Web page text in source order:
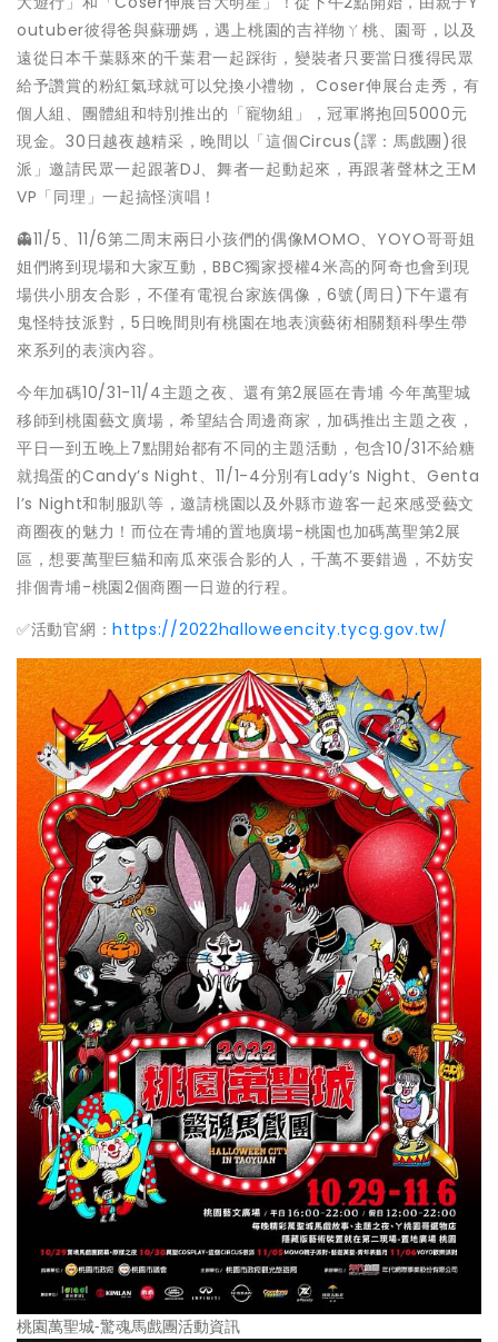
outuber彼得爸與蘇珊媽，遇上桃園的吉祥物ㄚ桃、園哥，以及
遠從日本千葉縣來的千葉君一起踩街，變裝者只要當日獲得民眾
給予讚賞的粉紅氣球就可以兌換小禮物， Coser伸展台走秀，有
個人組、團體組和特別推出的「寵物組」，冠軍將抱回5000元
現金。30日越夜越精采，晚間以「這個Circus(譯：馬戲團)很
派」邀請民眾一起跟著DJ、舞者一起動起來，再跟著聲林之王M
VP「同理」一起搞怪演唱！
👻11/5、11/6第二周末兩日小孩們的偶像MOMO、YOYO哥哥姐
姐們將到現場和大家互動，BBC獨家授權4米高的阿奇也會到現
場供小朋友合影，不僅有電視台家族偶像，6號(周日)下午還有
鬼怪特技派對，5日晚間則有桃園在地表演藝術相關類科學生帶
來系列的表演內容。
今年加碼10/31-11/4主題之夜、還有第2展區在青埔 今年萬聖城
移師到桃園藝文廣場，希望結合周邊商家，加碼推出主題之夜，
平日一到五晚上7點開始都有不同的主題活動，包含10/31不給糖
就搗蛋的Candy’s Night、11/1-4分別有Lady’s Night、Genta
l’s Night和制服趴等，邀請桃園以及外縣市遊客一起來感受藝文
商圈夜的魅力！而位在青埔的置地廣場-桃園也加碼萬聖第2展
區，想要萬聖巨貓和南瓜來張合影的人，千萬不要錯過，不妨安
排個青埔-桃園2個商圈一日遊的行程。
✅活動官網：https://2022halloweencity.tycg.gov.tw/
桃園萬聖城-驚魂馬戲團活動資訊